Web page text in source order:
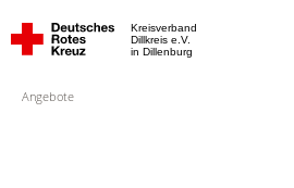
Kreisverband
Dillkreis e.V.
in Dillenburg
Angebote